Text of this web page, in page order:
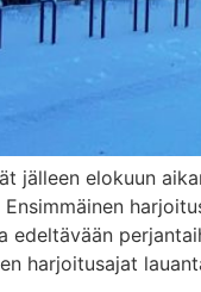
jälleen elokuun
harjoitusajat